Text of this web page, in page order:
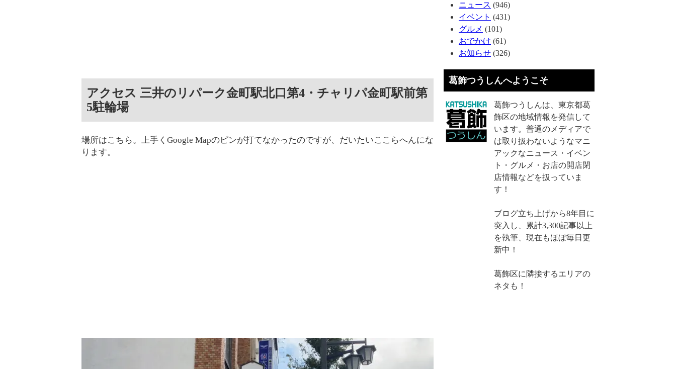
アクセス 三井のリパーク金町駅北口第4・チャリパ金町駅前第
5駐輪場
場所はこちら。上手くGoogle Mapのピンが打てなかったのですが、だいたいここらへんにな
ります。
ニュース (946)
イベント (431)
グルメ (101)
おでかけ (61)
お知らせ (326)
葛飾つうしんへようこそ
葛飾つうしんは、東京都葛
飾区の地域情報を発信して
います。普通のメディアで
は取り扱わないようなマニ
アックなニュース・イベン
ト・グルメ・お店の開店閉
店情報などを扱っていま
す！
ブログ立ち上げから8年目に
突入し、累計3,300記事以上
を執筆、現在もほぼ毎日更
新中！
葛飾区に隣接するエリアの
ネタも！